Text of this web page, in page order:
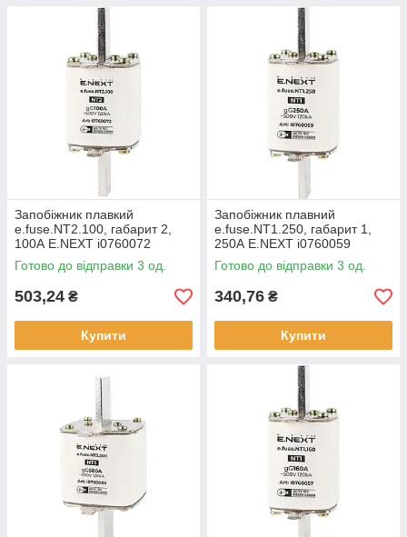
Запобіжник плавкий
e.fuse.NT2.100, габарит 2,
100А E.NEXT i0760072
Готово до відправки 3 од.
503,24 ₴
Купити
Запобіжник плавний
e.fuse.NT1.250, габарит 1,
250А E.NEXT i0760059
Готово до відправки 3 од.
340,76 ₴
Купити